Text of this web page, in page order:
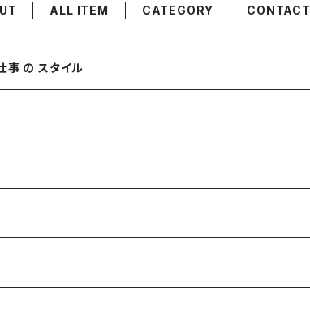
ALL ITEM CATEGORY CONTACT
事 の スタイル